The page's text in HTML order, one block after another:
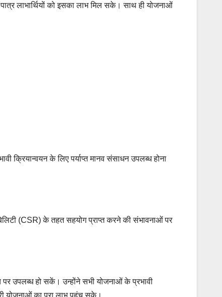
लाभार्थियों को इसका लाभ मिल सके। साथ ही योजनाओं
क्रियान्वयन के लिए पर्याप्त मानव संसाधन उपलब्ध होना
(CSR) के तहत सहयोग प्राप्त करने की संभावनाओं पर
पर उपलब्ध हो सकें। उन्होंने सभी योजनाओं के प्रभावी
योजनाओं का पूरा लाभ पहुंच सके।